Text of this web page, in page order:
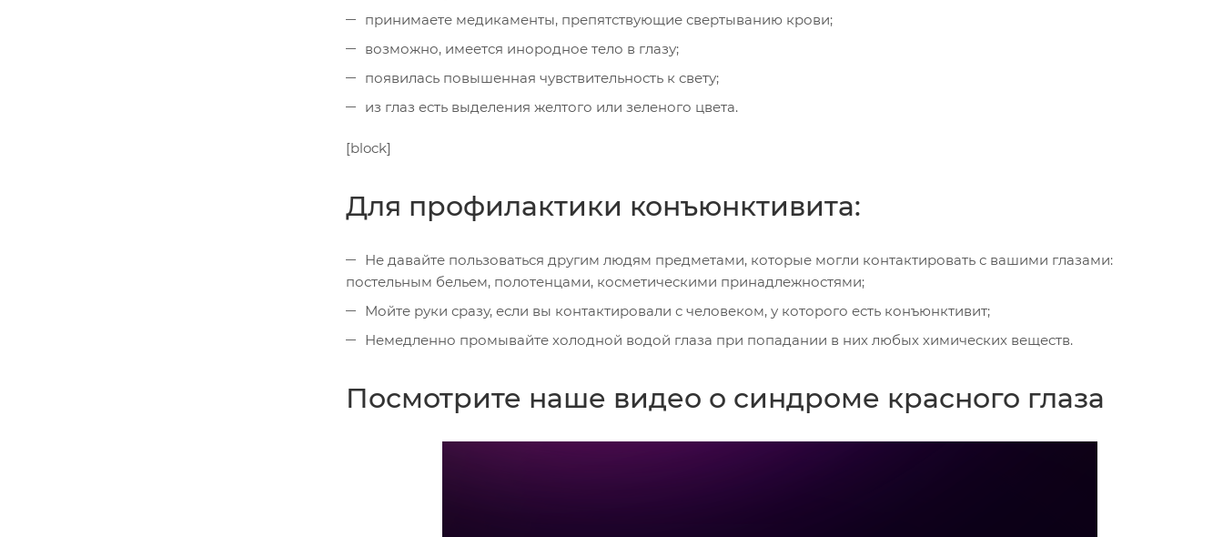
принимаете медикаменты, препятствующие свертыванию крови;
возможно, имеется инородное тело в глазу;
появилась повышенная чувствительность к свету;
из глаз есть выделения желтого или зеленого цвета.
[block]
Для профилактики конъюнктивита:
Не давайте пользоваться другим людям предметами, которые могли контактировать с вашими глазами:
постельным бельем, полотенцами, косметическими принадлежностями;
Мойте руки сразу, если вы контактировали с человеком, у которого есть конъюнктивит;
Немедленно промывайте холодной водой глаза при попадании в них любых химических веществ.
Посмотрите наше видео о синдроме красного глаза